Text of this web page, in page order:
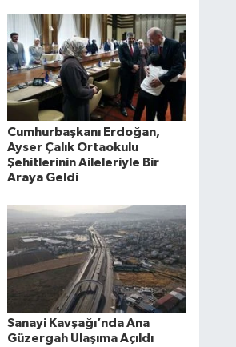
Cumhurbaşkanı Erdoğan,
Ayser Çalık Ortaokulu
Şehitlerinin Aileleriyle Bir
Araya Geldi
Sanayi Kavşağı’nda Ana
Güzergah Ulaşıma Açıldı